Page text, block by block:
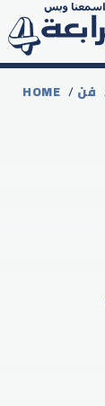
HOME /فن